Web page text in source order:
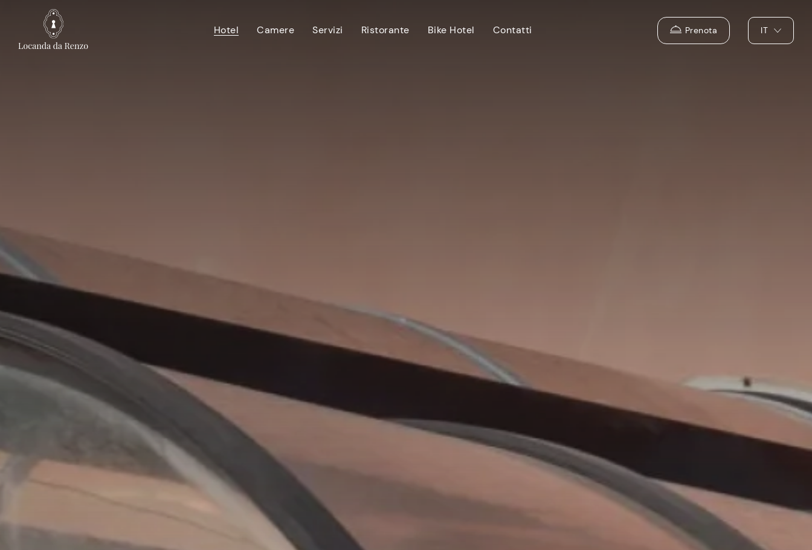
Hotel Camere Servizi Ristorante Bike Hotel Contatti Prenota IT